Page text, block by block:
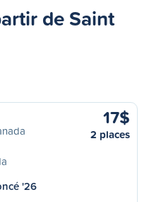
de Saint
17$
2 places
'26